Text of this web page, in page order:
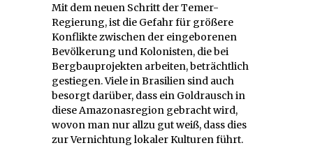
Mit dem neuen Schritt der Temer-
Regierung, ist die Gefahr für größere
Konflikte zwischen der eingeborenen
Bevölkerung und Kolonisten, die bei
Bergbauprojekten arbeiten, beträchtlich
gestiegen. Viele in Brasilien sind auch
besorgt darüber, dass ein Goldrausch in
diese Amazonasregion gebracht wird,
wovon man nur allzu gut weiß, dass dies
zur Vernichtung lokaler Kulturen führt.